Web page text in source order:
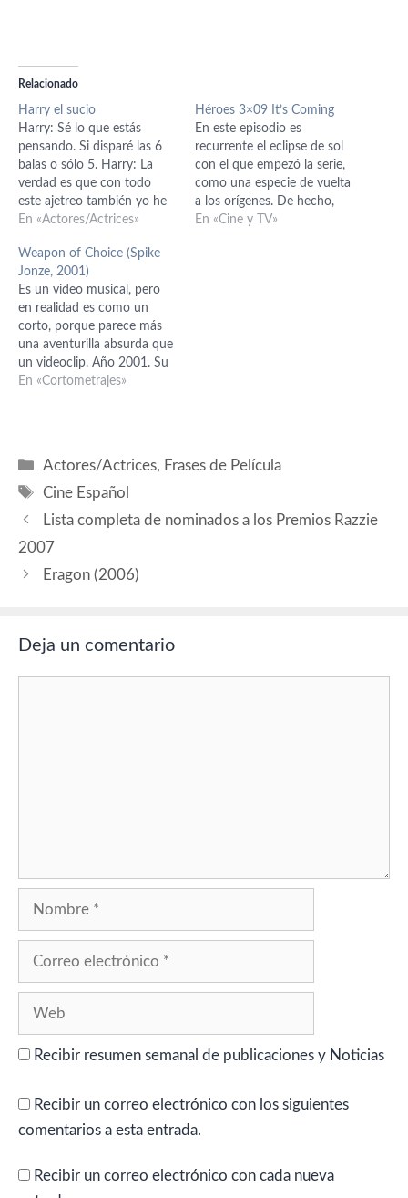
Relacionado
Harry el sucio
Harry: Sé lo que estás
pensando. Si disparé las 6
balas o sólo 5. Harry: La
verdad es que con todo
este ajetreo también yo he
perdido la cuenta. Harry:
Magnum 44, el mejor
revólver del mundo, capaz
de volarte los sesos de un
tiro, ¿no…
En «Actores/Actrices»
Héroes 3×09 It’s Coming
En este episodio es
recurrente el eclipse de sol
con el que empezó la serie,
como una especie de vuelta
a los orígenes. De hecho,
aunque ya hace mucho que
En «Cine y TV»
Weapon of Choice (Spike
Jonze, 2001)
Es un video musical, pero
en realidad es como un
corto, porque parece más
una aventurilla absurda que
un videoclip. Año 2001. Su
título, Weapon of Choice,
Walken. Buen reparto, eh?
Pues la cosa…
En «Cortometrajes»
Categorías
Actores/Actrices, Frases de Película
Etiquetas
Cine Español
Lista completa de nominados a los Premios Razzie
2007
Eragon (2006)
Deja un comentario
Recibir resumen semanal de publicaciones y Noticias
Recibir un correo electrónico con los siguientes
comentarios a esta entrada.
Recibir un correo electrónico con cada nueva